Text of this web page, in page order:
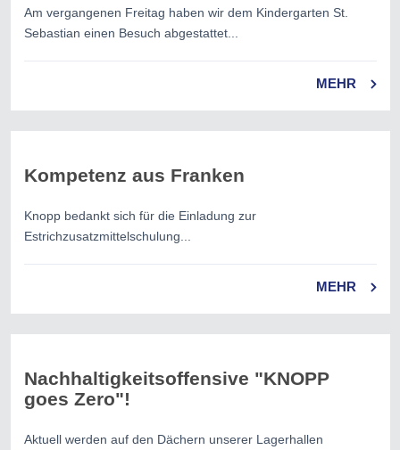
Am vergangenen Freitag haben wir dem Kindergarten St.
Sebastian einen Besuch abgestattet...
MEHR
Kompetenz aus Franken
Knopp bedankt sich für die Einladung zur
Estrichzusatzmittelschulung...
MEHR
Nachhaltigkeitsoffensive "KNOPP
goes Zero"!
Aktuell werden auf den Dächern unserer Lagerhallen